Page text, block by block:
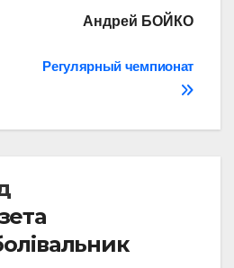
Андрей БОЙКО
Регулярный чемпионат